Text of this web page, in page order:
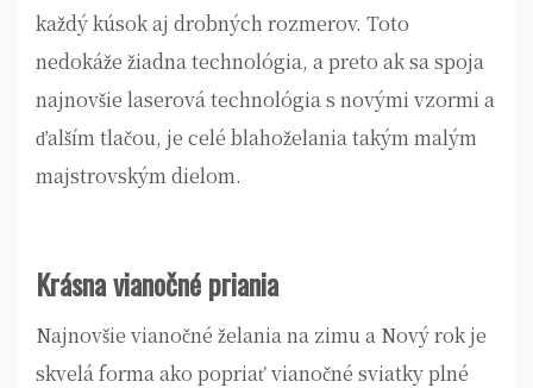
každý kúsok aj drobných rozmerov. Toto
nedokáže žiadna technológia, a preto ak sa spoja
najnovšie laserová technológia s novými vzormi a
ďalším tlačou, je celé blahoželania takým malým
majstrovským dielom.
Krásna vianočné priania
Najnovšie vianočné želania na zimu a Nový rok je
skvelá forma ako popriať vianočné sviatky plné